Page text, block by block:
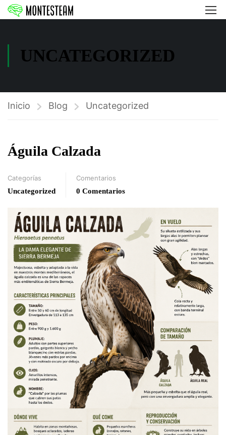
UNCATEGORIZED
Inicio Blog Uncategorized
Águila Calzada
Categorías
Uncategorized
Comentarios
0 Comentarios